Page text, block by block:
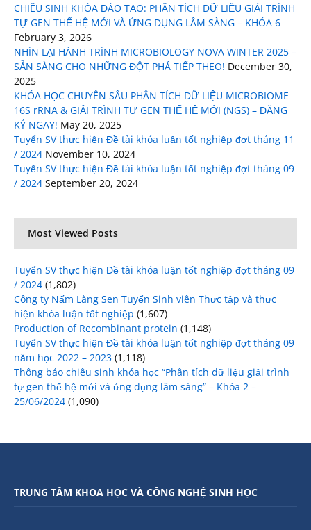
CHIÊU SINH KHÓA ĐÀO TẠO: PHÂN TÍCH DỮ LIỆU GIẢI TRÌNH
TỰ GEN THẾ HỆ MỚI VÀ ỨNG DỤNG LÂM SÀNG – KHÓA 6
February 3, 2026
NHÌN LẠI HÀNH TRÌNH MICROBIOLOGY NOVA WINTER 2025 –
SẴN SÀNG CHO NHỮNG ĐỘT PHÁ TIẾP THEO! December 30,
2025
KHÓA HỌC CHUYÊN SÂU PHÂN TÍCH DỮ LIỆU MICROBIOME
16S rRNA & GIẢI TRÌNH TỰ GEN THẾ HỆ MỚI (NGS) – ĐĂNG
KÝ NGAY! May 20, 2025
Tuyển SV thực hiện Đề tài khóa luận tốt nghiệp đợt tháng 11
/ 2024 November 10, 2024
Tuyển SV thực hiện Đề tài khóa luận tốt nghiệp đợt tháng 09
/ 2024 September 20, 2024
Most Viewed Posts
Tuyển SV thực hiện Đề tài khóa luận tốt nghiệp đợt tháng 09
/ 2024 (1,802)
Công ty Nấm Làng Sen Tuyển Sinh viên Thực tập và thực
hiện khóa luận tốt nghiệp (1,607)
Production of Recombinant protein (1,148)
Tuyển SV thực hiện Đề tài khóa luận tốt nghiệp đợt tháng 09
năm học 2022 – 2023 (1,118)
Thông báo chiêu sinh khóa học “Phân tích dữ liệu giải trình
tự gen thế hệ mới và ứng dụng lâm sàng” – Khóa 2 –
25/06/2024 (1,090)
TRUNG TÂM KHOA HỌC VÀ CÔNG NGHỆ SINH HỌC